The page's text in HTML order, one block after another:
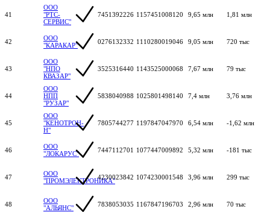
41
ООО
"РТС-
СЕРВИС"
7451392226 1157451008120 9,65 млн 1,81 млн
42
ООО
"КАРАКАР"
0276132332 1110280019046 9,05 млн 720 тыс
43
ООО
"НПО
КВАЗАР"
3525316440 1143525000068 7,67 млн 79 тыс
44
ООО
НПП
"РУЗАР"
5838040988 1025801498140 7,4 млн 3,76 млн
45
ООО
"КЕНОТРОН-
Н"
7805744277 1197847047970 6,54 млн -1,62 млн
46
ООО
"ЛОКАРУС"
7447112701 1077447009892 5,32 млн -181 тыс
47
ООО
"ПРОМЭЛЕКТРОНИКА"4230023842 1074230001548 3,96 млн 299 тыс
48
ООО
"АЛЬЯНС"
7838053035 1167847196703 2,96 млн 70 тыс